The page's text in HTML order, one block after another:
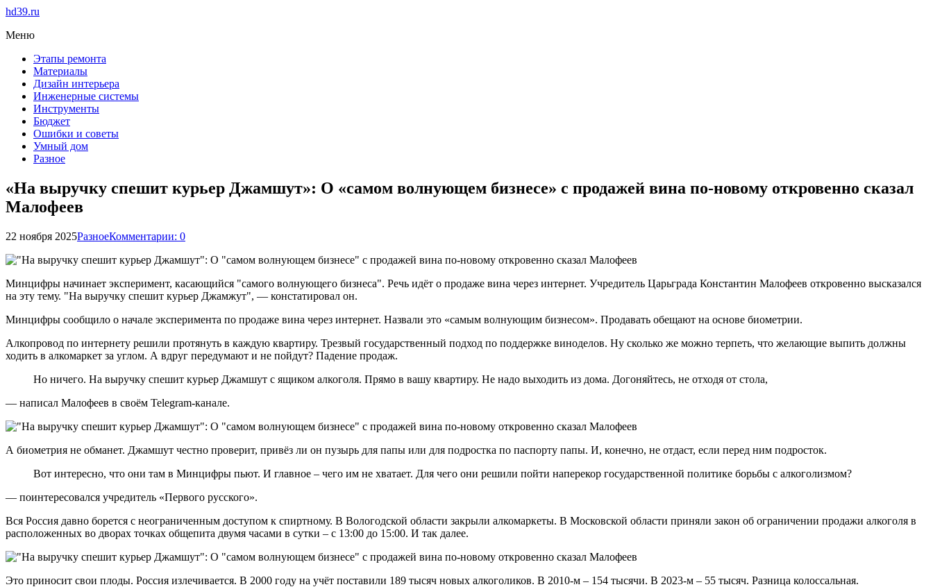
hd39.ru
Меню
Этапы ремонта
Материалы
Дизайн интерьера
Инженерные системы
Инструменты
Бюджет
Ошибки и советы
Умный дом
Разное
«На выручку спешит курьер Джамшут»: О «самом волнующем бизнесе» с продажей вина по-новому откровенно сказал
Малофеев
22 ноября 2025РазноеКомментарии: 0
Минцифры начинает эксперимент, касающийся "самого волнующего бизнеса". Речь идёт о продаже вина через интернет. Учредитель Царьграда Константин Малофеев откровенно высказался
на эту тему. "На выручку спешит курьер Джамжут", — констатировал он.
Минцифры сообщило о начале эксперимента по продаже вина через интернет. Назвали это «самым волнующим бизнесом». Продавать обещают на основе биометрии.
Алкопровод по интернету решили протянуть в каждую квартиру. Трезвый государственный подход по поддержке виноделов. Ну сколько же можно терпеть, что желающие выпить должны
ходить в алкомаркет за углом. А вдруг передумают и не пойдут? Падение продаж.
Но ничего. На выручку спешит курьер Джамшут с ящиком алкоголя. Прямо в вашу квартиру. Не надо выходить из дома. Догоняйтесь, не отходя от стола,
— написал Малофеев в своём Telegram-канале.
А биометрия не обманет. Джамшут честно проверит, привёз ли он пузырь для папы или для подростка по паспорту папы. И, конечно, не отдаст, если перед ним подросток.
Вот интересно, что они там в Минцифры пьют. И главное – чего им не хватает. Для чего они решили пойти наперекор государственной политике борьбы с алкоголизмом?
— поинтересовался учредитель «Первого русского».
Вся Россия давно борется с неограниченным доступом к спиртному. В Вологодской области закрыли алкомаркеты. В Московской области приняли закон об ограничении продажи алкоголя в
расположенных во дворах точках общепита двумя часами в сутки – с 13:00 до 15:00. И так далее.
Это приносит свои плоды. Россия излечивается. В 2000 году на учёт поставили 189 тысяч новых алкоголиков. В 2010-м – 154 тысячи. В 2023-м – 55 тысяч. Разница колоссальная.